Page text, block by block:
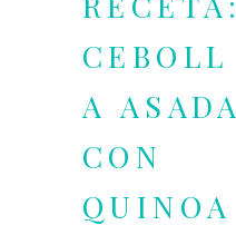
CEBOLL
A ASADA
CON
QUINOA